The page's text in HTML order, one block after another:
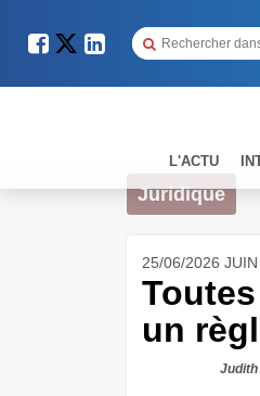
L'ACTU
Juridique
25/06/2026
un
Judith